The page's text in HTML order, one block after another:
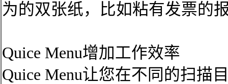
为的双张纸，比如粘有发票的
Quice Menu增加工作效率
Quice Menu让您在不同的扫描